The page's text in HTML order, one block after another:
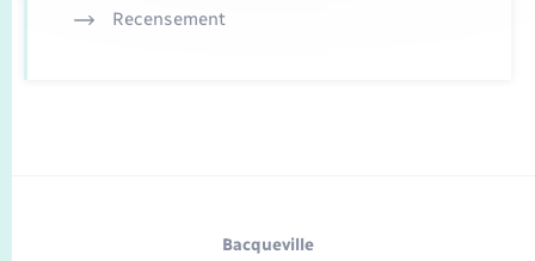
Recensement
Bacqueville